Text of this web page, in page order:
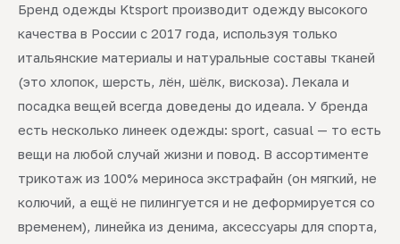
Бренд одежды Ktsport производит одежду высокого
качества в России с 2017 года, используя только
итальянские материалы и натуральные составы тканей
(это хлопок, шерсть, лён, шёлк, вискоза). Лекала и
посадка вещей всегда доведены до идеала. У бренда
есть несколько линеек одежды: sport, casual — то есть
вещи на любой случай жизни и повод. В ассортименте
трикотаж из 100% мериноса экстрафайн (он мягкий, не
колючий, а ещё не пилингуется и не деформируется со
временем), линейка из денима, аксессуары для спорта,